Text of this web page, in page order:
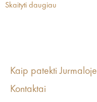
Skaityti daugiau
Kaip patekti Jurmaloje
Kontaktai